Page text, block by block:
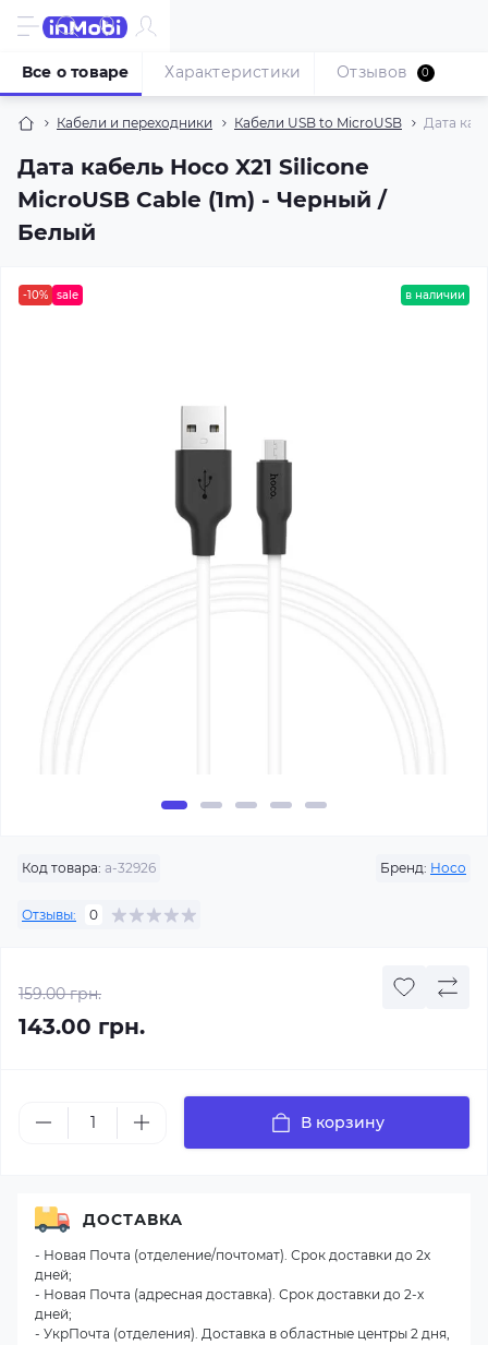
Кабели и переходники Кабели USB to MicroUSB Дата
Дата кабель Hoco X21 Silicone
MicroUSB Cable (1m) - Черный /
Белый
Все о товаре Характеристики Отзывов 0
-10% sale в наличии
Код товара: a-32926 Бренд: Hoco
Отзывы: 0
159.00 грн.
143.00 грн.
В корзину
ДОСТАВКА
- Новая Почта (отделение/почтомат). Срок доставки до 2х
дней;
- Новая Почта (адресная доставка). Срок доставки до 2-х
дней;
- УкрПочта (отделения). Доставка в областные центры 2 дня,